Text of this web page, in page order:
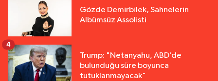
Gözde Demirbilek, Sahnelerin
Albümsüz Assolisti
Trump: "Netanyahu, ABD’de
bulunduğu süre boyunca
tutuklanmayacak"
4